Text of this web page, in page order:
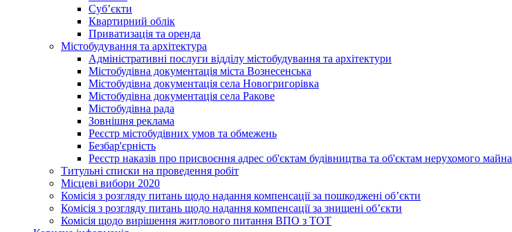
Суб’єкти
Квартирний облік
Приватизація та оренда
Містобудування та архітектура
Адміністративні послуги відділу містобудування та архітектури
Містобудівна документація міста Вознесенська
Містобудівна документація села Новогригорівка
Містобудівна документація села Ракове
Містобудівна рада
Зовнішня реклама
Реєстр містобудівних умов та обмежень
Безбар'єрність
Реєстр наказів про присвоєння адрес об'єктам будівництва та об'єктам нерухомого майна
Титульні списки на проведення робіт
Місцеві вибори 2020
Комісія з розгляду питань щодо надання компенсації за пошкоджені об’єкти
Комісія з розгляду питань щодо надання компенсації за знищені об’єкти
Комісія щодо вирішення житлового питання ВПО з ТОТ